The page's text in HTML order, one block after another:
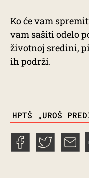
Ko će vam
vam sašiti odelo
životnoj sredini,
ih podrži.
TAGS
HPTŠ „UROŠ